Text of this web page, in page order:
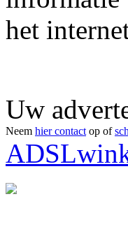
het
Uw
Neem hier contact op of